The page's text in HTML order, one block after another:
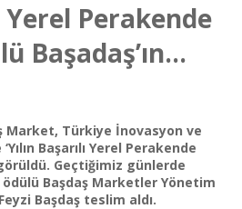
Yerel Perakende
Başadaş’ın…
Market, Türkiye İnovasyon ve
Başarılı Yerel Perakende
Geçtiğimiz günlerde
Başdaş Marketler Yönetim
Başdaş teslim aldı.